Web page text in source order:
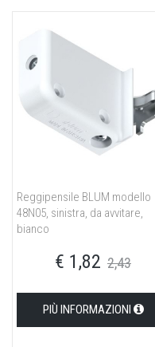
Reggipensile BLUM modello
48N05, sinistra, da avvitare,
bianco
€ 1,82 2,43
PIÙ INFORMAZIONI